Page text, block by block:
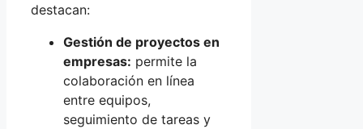
destacan:
Gestión de proyectos en
empresas: permite la
colaboración en línea
entre equipos,
seguimiento de tareas y